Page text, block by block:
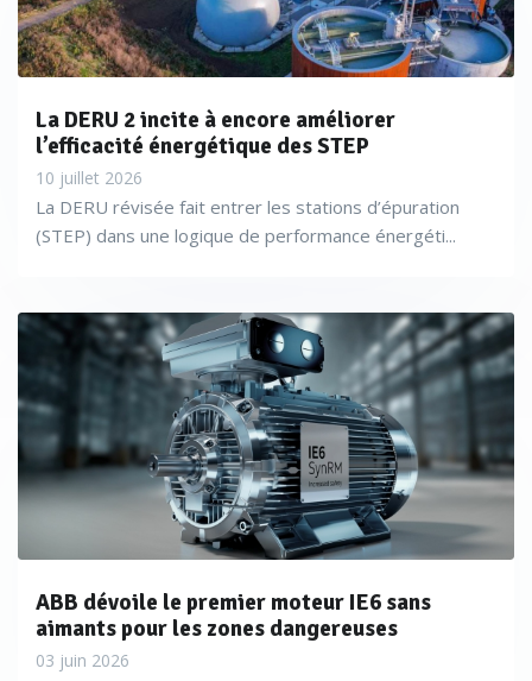
La DERU 2 incite à encore améliorer
l’efficacité énergétique des STEP
10 juillet 2026
La DERU révisée fait entrer les stations d’épuration
(STEP) dans une logique de performance énergéti...
ABB dévoile le premier moteur IE6 sans
aimants pour les zones dangereuses
03 juin 2026